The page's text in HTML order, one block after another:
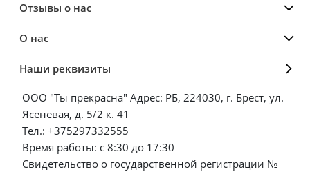
Отзывы о нас
О нас
Наши реквизиты
ООО "Ты прекрасна" Адрес: РБ, 224030, г. Брест, ул.
Ясеневая, д. 5/2 к. 41
Тел.: +375297332555
Время работы: с 8:30 до 17:30
Свидетельство о государственной регистрации №